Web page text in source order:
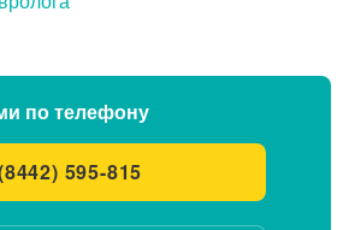
по телефону
595-815